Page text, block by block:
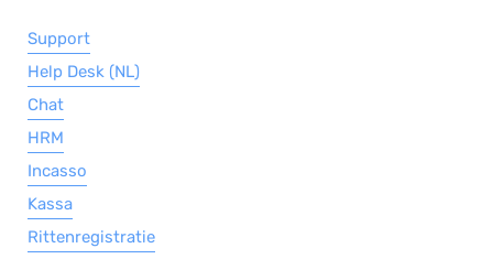
Support
Help Desk (NL)
Chat
HRM
Incasso
Kassa
Rittenregistratie